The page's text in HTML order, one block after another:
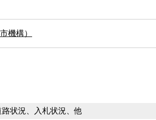
機構）
状況、入札状況、他